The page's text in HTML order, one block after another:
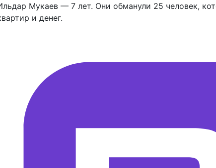
Мукаев — 7 лет. Они обманули 25 человек,
и денег.